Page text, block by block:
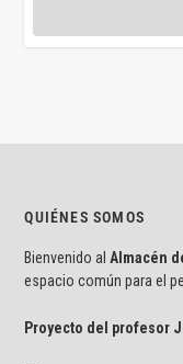
QUIÉNES SOMOS
Bienvenido al Almacén
espacio común para el
Proyecto del profesor